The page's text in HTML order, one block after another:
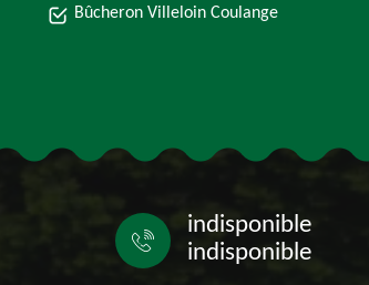
Bûcheron Villeloin Coulange
indisponible
indisponible